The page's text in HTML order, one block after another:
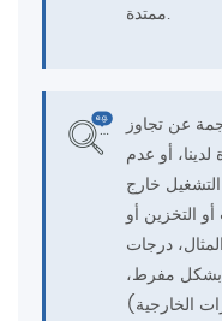
ممتدة.
عن تجاوز
أو عدم
التشغيل خارج
أو التخزين أو
درجات
بشكل مفرط،